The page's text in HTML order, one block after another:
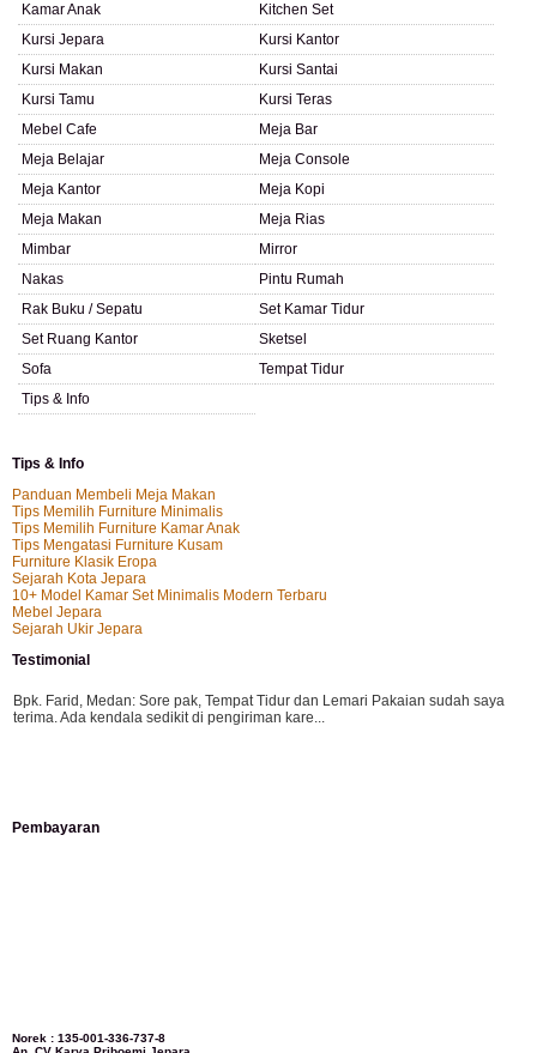
Kamar Anak
Kitchen Set
Kursi Jepara
Kursi Kantor
Kursi Makan
Kursi Santai
Kursi Tamu
Kursi Teras
Mebel Cafe
Meja Bar
Meja Belajar
Meja Console
Meja Kantor
Meja Kopi
Meja Makan
Meja Rias
Mimbar
Mirror
Nakas
Pintu Rumah
Rak Buku / Sepatu
Set Kamar Tidur
Set Ruang Kantor
Sketsel
Sofa
Tempat Tidur
Tips & Info
Tips & Info
Panduan Membeli Meja Makan
Tips Memilih Furniture Minimalis
Tips Memilih Furniture Kamar Anak
Tips Mengatasi Furniture Kusam
Furniture Klasik Eropa
Sejarah Kota Jepara
10+ Model Kamar Set Minimalis Modern Terbaru
Mebel Jepara
Sejarah Ukir Jepara
Testimonial
Bpk. Farid, Medan: Sore pak, Tempat Tidur dan Lemari Pakaian sudah saya
terima. Ada kendala sedikit di pengiriman kare...
kursi teras saya sudah saya terima dan p...
Ibu Jennita, Banjarbaru Kalimantan:
Pembayaran
Norek : 135-001-336-737-8